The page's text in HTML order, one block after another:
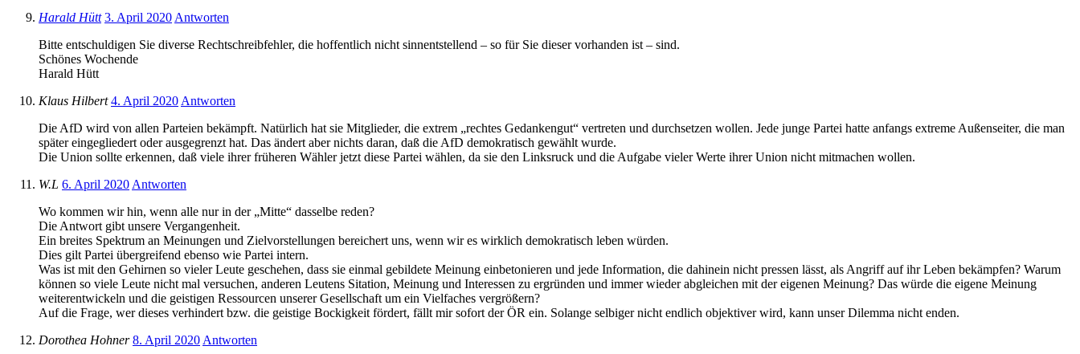
Harald Hütt 3. April 2020 Antworten
Bitte entschuldigen Sie diverse Rechtschreibfehler, die hoffentlich nicht sinnentstellend – so für Sie dieser vorhanden ist – sind.
Schönes Wochende
Harald Hütt
Klaus Hilbert 4. April 2020 Antworten
Die AfD wird von allen Parteien bekämpft. Natürlich hat sie Mitglieder, die extrem „rechtes Gedankengut“ vertreten und durchsetzen wollen. Jede junge Partei hatte anfangs extreme Außenseiter, die man
später eingegliedert oder ausgegrenzt hat. Das ändert aber nichts daran, daß die AfD demokratisch gewählt wurde.
Die Union sollte erkennen, daß viele ihrer früheren Wähler jetzt diese Partei wählen, da sie den Linksruck und die Aufgabe vieler Werte ihrer Union nicht mitmachen wollen.
W.L 6. April 2020 Antworten
Wo kommen wir hin, wenn alle nur in der „Mitte“ dasselbe reden?
Die Antwort gibt unsere Vergangenheit.
Ein breites Spektrum an Meinungen und Zielvorstellungen bereichert uns, wenn wir es wirklich demokratisch leben würden.
Dies gilt Partei übergreifend ebenso wie Partei intern.
Was ist mit den Gehirnen so vieler Leute geschehen, dass sie einmal gebildete Meinung einbetonieren und jede Information, die dahinein nicht pressen lässt, als Angriff auf ihr Leben bekämpfen? Warum
können so viele Leute nicht mal versuchen, anderen Leutens Sitation, Meinung und Interessen zu ergründen und immer wieder abgleichen mit der eigenen Meinung? Das würde die eigene Meinung
weiterentwickeln und die geistigen Ressourcen unserer Gesellschaft um ein Vielfaches vergrößern?
Auf die Frage, wer dieses verhindert bzw. die geistige Bockigkeit fördert, fällt mir sofort der ÖR ein. Solange selbiger nicht endlich objektiver wird, kann unser Dilemma nicht enden.
Dorothea Hohner 8. April 2020 Antworten